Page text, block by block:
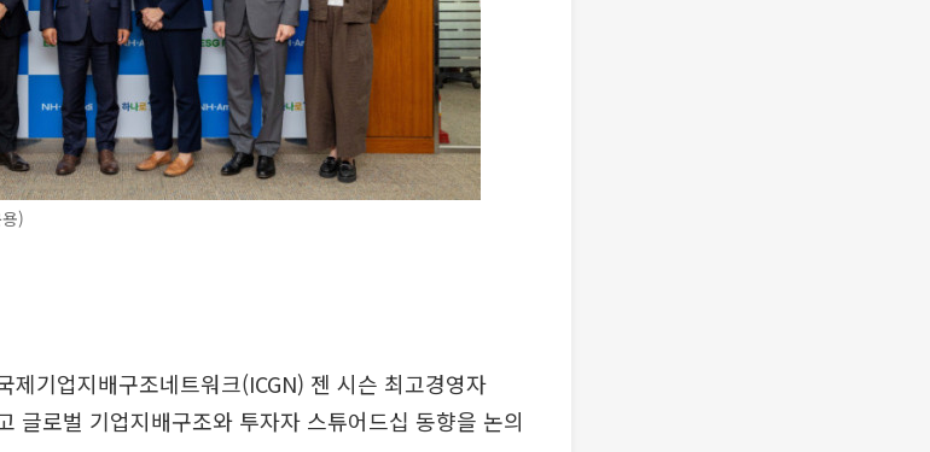
)
기업지배구조네트워크(ICGN) 젠 시슨 최고경영자
글로벌 기업지배구조와 투자자 스튜어드십 동향을 논의